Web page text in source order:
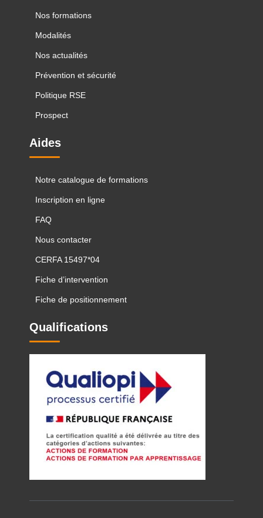
Nos formations
Modalités
Nos actualités
Prévention et sécurité
Politique RSE
Prospect
Aides
Notre catalogue de formations
Inscription en ligne
FAQ
Nous contacter
CERFA 15497*04
Fiche d’intervention
Fiche de positionnement
Qualifications